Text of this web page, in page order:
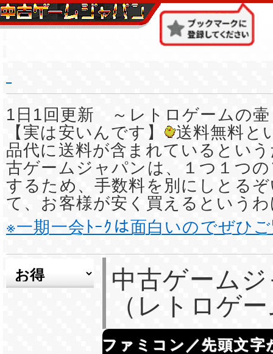
1日1回更新 ～レトロゲームの壷
【実は安いんです】
送料無料と
品代に送料が含まれているとい
古ゲームジャパンは、１つ１つ
するため、手数料を別にしとる
て、お客様が安く買えるという
※一期一会ﾄｰｸは面白いのでぜひ
中古ゲーム
（レトロゲ
ファミコン／先頭文字